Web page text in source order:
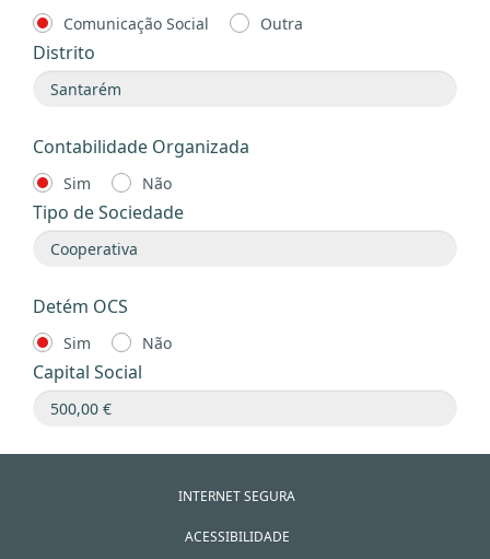
Comunicação Social Outra
Distrito
Contabilidade Organizada
Sim Não
Tipo de Sociedade
Detém OCS
Sim Não
Capital Social
INTERNET SEGURA
ACESSIBILIDADE